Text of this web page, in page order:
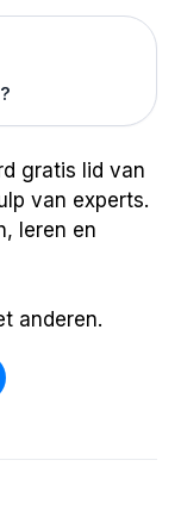
gratis lid van
van experts.
leren en
anderen.